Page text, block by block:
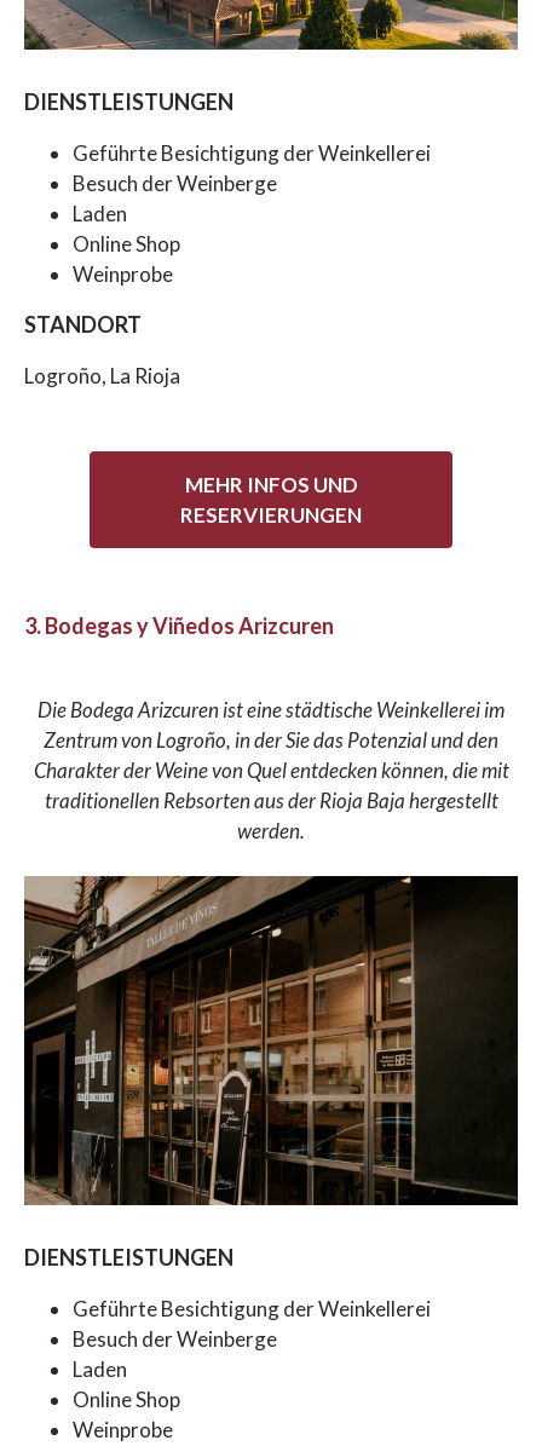
DIENSTLEISTUNGEN
Geführte Besichtigung der Weinkellerei
Besuch der Weinberge
Laden
Online Shop
Weinprobe
STANDORT
Logroño, La Rioja
MEHR INFOS UND
RESERVIERUNGEN
3. Bodegas y Viñedos Arizcuren
Die Bodega Arizcuren ist eine städtische Weinkellerei im
Zentrum von Logroño, in der Sie das Potenzial und den
Charakter der Weine von Quel entdecken können, die mit
traditionellen Rebsorten aus der Rioja Baja hergestellt
werden.
DIENSTLEISTUNGEN
Geführte Besichtigung der Weinkellerei
Besuch der Weinberge
Laden
Online Shop
Weinprobe